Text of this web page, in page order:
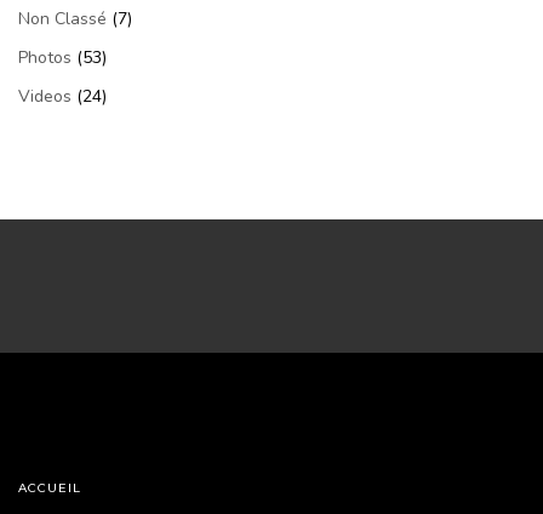
Non Classé (7)
Photos (53)
Videos (24)
ACCUEIL